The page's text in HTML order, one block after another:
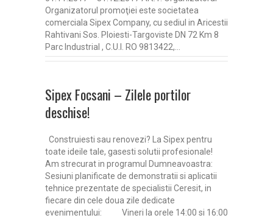
Organizatorul promoţiei este societatea
comerciala Sipex Company, cu sediul in Aricestii
Rahtivani Sos. Ploiesti-Targoviste DN 72 Km 8
Parc Industrial , C.U.I. RO 9813422,…
Sipex Focsani – Zilele portilor
deschise!
Construiesti sau renovezi? La Sipex pentru
toate ideile tale, gasesti solutii profesionale!
Am strecurat in programul Dumneavoastra:
Sesiuni planificate de demonstratii si aplicatii
tehnice prezentate de specialistii Ceresit, in
fiecare din cele doua zile dedicate
evenimentului: Vineri la orele 14:00 si 16:00